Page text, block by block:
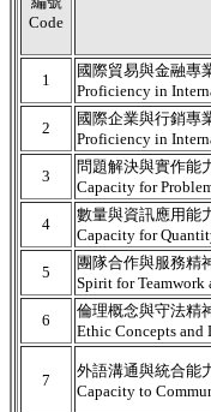
Code
1
國際貿易與金融專
Proficiency in
2
國際企業與行銷專
Proficiency in
3
問題解決與實作能
Capacity for
4
數量與資訊應用能
Capacity for
5
團隊合作與服務精
Spirit for Teamwork
6
倫理概念與守法精
Ethic Concepts
7
外語溝通與統合能
Capacity to